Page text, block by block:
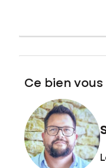
Contactez votre
0686568923, E-
commercial
numéro 789 354 164
Ce bien